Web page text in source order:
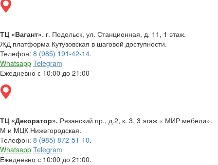
ТЦ «Вагант». г. Подольск, ул. Станционная, д. 11, 1 этаж.
ЖД платформа Кутузовская в шаговой доступности.
Телефон: 8 (985) 191-42-14.
Whatsapp Telegram
Ежедневно с 10:00 до 21:00
ТЦ «Декоратор». Рязанский пр., д.2, к. 3, 3 этаж « МИР мебели».
М и MЦК Нижегородская.
Телефон: 8 (985) 872-51-10.
Whatsapp Telegram
Ежедневно с 10:00 до 21:00.